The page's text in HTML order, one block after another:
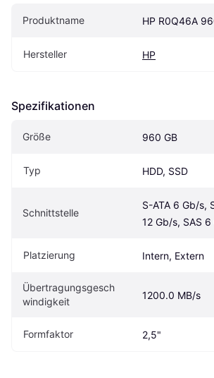
Produktname HP R0Q46A
Hersteller HP
Spezifikationen
Größe 960 GB
Typ HDD, SSD
Schnittstelle
S-ATA 6 Gb/s,
12 Gb/s, SAS 6
Platzierung Intern, Extern
Übertragungsgesch
windigkeit
1200.0 MB/s
Formfaktor 2,5"